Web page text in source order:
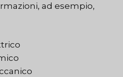
ad esempio,